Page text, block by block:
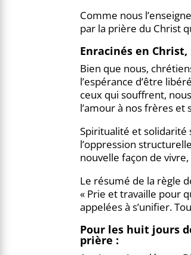
Comme nous
par la prière du Christ
Enracinés en
Bien que nous,
l’espérance d’être
ceux qui souffrent,
l’amour à nos frères
Spiritualité et solidarité
l’oppression
nouvelle façon de
Le résumé de la règle
« Prie et travaille pour
appelées à s’unifier.
Pour les huit jours
prière :